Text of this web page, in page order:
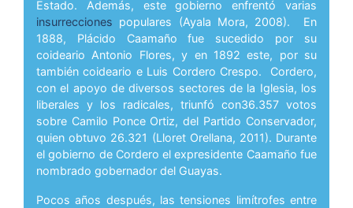
Estado. Además, este gobierno enfrentó varias
insurrecciones populares (Ayala Mora, 2008). En
1888, Plácido Caamaño fue sucedido por su
coideario Antonio Flores, y en 1892 este, por su
también coideario e Luis Cordero Crespo. Cordero,
con el apoyo de diversos sectores de la Iglesia, los
liberales y los radicales, triunfó con36.357 votos
sobre Camilo Ponce Ortiz, del Partido Conservador,
quien obtuvo 26.321 (Lloret Orellana, 2011). Durante
el gobierno de Cordero el expresidente Caamaño fue
nombrado gobernador del Guayas.
Pocos años después, las tensiones limítrofes entre